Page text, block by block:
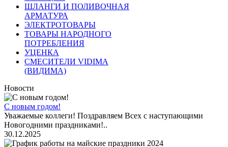
ШЛАНГИ И ПОЛИВОЧНАЯ
АРМАТУРА
ЭЛЕКТРОТОВАРЫ
ТОВАРЫ НАРОДНОГО
ПОТРЕБЛЕНИЯ
УЦЕНКА
СМЕСИТЕЛИ VIDIMA
(ВИДИМА)
Новости
С новым годом!
Уважаемые коллеги! Поздравляем Всех с наступающими
Новогодними праздниками!..
30.12.2025